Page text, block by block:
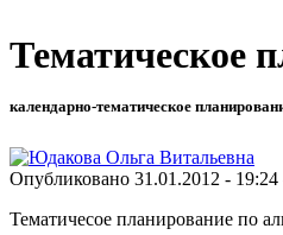
Тематическое
календарно-тематическое
Опубликовано 31.01.2012 - 19:24
Тематичесое планирование по